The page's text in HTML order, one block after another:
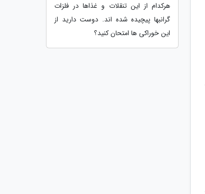
هرکدام از این تنقلات و غذاها در فلزات
گرانبها پیچیده شده اند. دوست دارید از
این خوراکی ها امتحان کنید؟